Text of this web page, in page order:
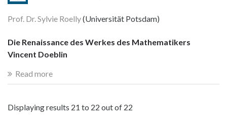
Prof. Dr. Sylvie Roelly(Universität Potsdam)
Die Renaissance des Werkes des Mathematikers
Vincent Doeblin
Read more
Displaying results 21 to 22 out of 22